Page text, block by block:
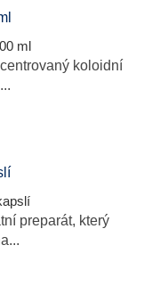
ml
koloidní
preparát, který